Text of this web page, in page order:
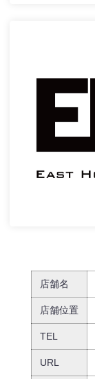
店舗名
店舗位置
TEL
URL